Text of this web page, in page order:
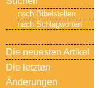
nach Bibelstellen
nach Schlagworten
Die neuesten Artikel
Die letzten
Änderungen